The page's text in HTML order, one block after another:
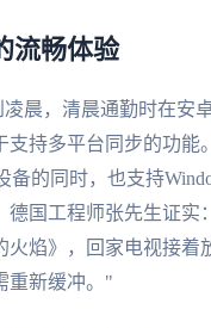
流畅体验
凌晨，清晨通勤时在安
持多平台同步的功能
备的同时，也支持
德国工程师张先生证实
火焰》，回家电视接着
重新缓冲。"